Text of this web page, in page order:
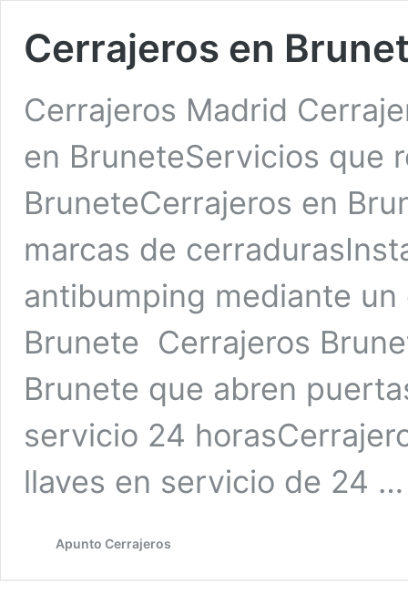
Cerrajeros en
Cerrajeros Madrid
en BruneteServicios que
BruneteCerrajeros en
marcas de
antibumping mediante
Brunete Cerrajeros
Brunete que abren
servicio 24
llaves en servicio de 24
Apunto Cerrajeros